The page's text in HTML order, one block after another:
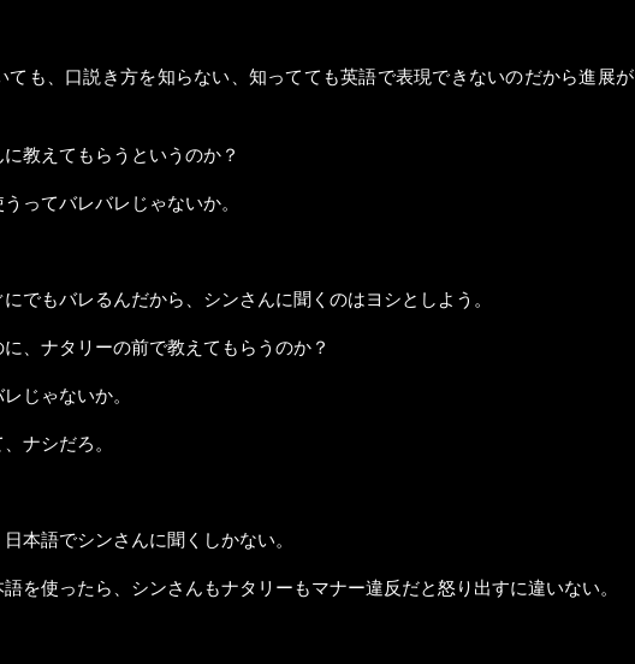
も、口説き方を知らない、知ってても英語で表現できないのだから進展が
教えてもらうというのか？
ってバレバレじゃないか。
でもバレるんだから、シンさんに聞くのはヨシとしよう。
、ナタリーの前で教えてもらうのか？
じゃないか。
ナシだろ。
本語でシンさんに聞くしかない。
を使ったら、シンさんもナタリーもマナー違反だと怒り出すに違いない。